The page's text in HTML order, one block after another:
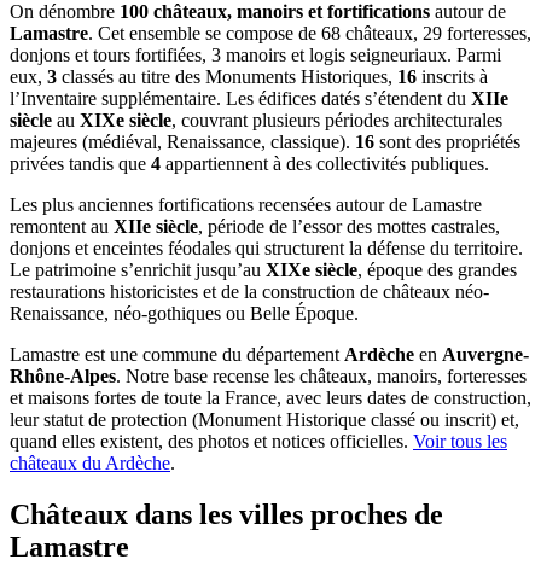
On dénombre 100 châteaux, manoirs et fortifications autour de
Lamastre. Cet ensemble se compose de 68 châteaux, 29 forteresses,
donjons et tours fortifiées, 3 manoirs et logis seigneuriaux. Parmi
eux, 3 classés au titre des Monuments Historiques, 16 inscrits à
l’Inventaire supplémentaire. Les édifices datés s’étendent du XIIe
siècle au XIXe siècle, couvrant plusieurs périodes architecturales
majeures (médiéval, Renaissance, classique). 16 sont des propriétés
privées tandis que 4 appartiennent à des collectivités publiques.
Les plus anciennes fortifications recensées autour de Lamastre
remontent au XIIe siècle, période de l’essor des mottes castrales,
donjons et enceintes féodales qui structurent la défense du territoire.
Le patrimoine s’enrichit jusqu’au XIXe siècle, époque des grandes
restaurations historicistes et de la construction de châteaux néo-
Renaissance, néo-gothiques ou Belle Époque.
Lamastre est une commune du départementArdèche en Auvergne-
Rhône-Alpes. Notre base recense les châteaux, manoirs, forteresses
et maisons fortes de toute la France, avec leurs dates de construction,
leur statut de protection (Monument Historique classé ou inscrit) et,
quand elles existent, des photos et notices officielles. Voir tous les
châteaux duArdèche.
Châteaux dans les villes proches de
Lamastre